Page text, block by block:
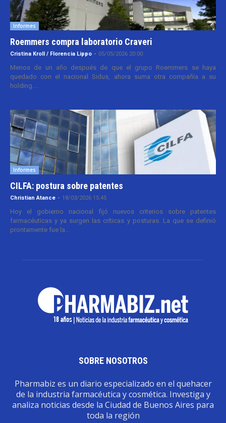
Informes
Roemmers compra laboratorio Craveri
Cristina Kroll / Florencia Lippo - 05/05/2026 20:00
Menos de un año después de que el grupo Roemmers se haya
quedado con el nacional Sidus, ahora suma otra compañía a su
holding....
Informes
CILFA: postura sobre patentes
Christian Atance - 18/03/2026 15:45
Hoy el gobierno nacional fijó nuevos criterios sobre patentes
farmacéuticas y ya surgen las críticas y posturas. La que se definió
prontamente fue la...
SOBRE NOSOTROS
Pharmabiz es un diario especializado en el quehacer
de la industria farmacéutica y cosmética. Investiga y
analiza noticias desde la Ciudad de Buenos Aires para
toda la región